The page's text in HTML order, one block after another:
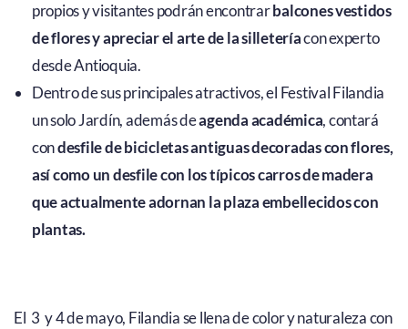
propios y visitantes podrán encontrarbalcones vestidos
de flores y apreciar el arte de la silleteríacon experto
desde Antioquia.
Dentro de sus principales atractivos, el Festival Filandia
un solo Jardín, además deagenda académica, contará
condesfile de bicicletas antiguas decoradas con flores,
así como un desfile con los típicos carros de madera
que actualmente adornan la plaza embellecidos con
plantas.
El 3 y 4 de mayo, Filandia se llena de color y naturaleza con